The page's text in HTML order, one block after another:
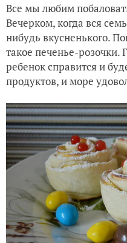
Все мы любим
Вечерком, когда вся
нибудь вкусненького.
такое печенье-розочки.
ребенок справится и
продуктов, и море